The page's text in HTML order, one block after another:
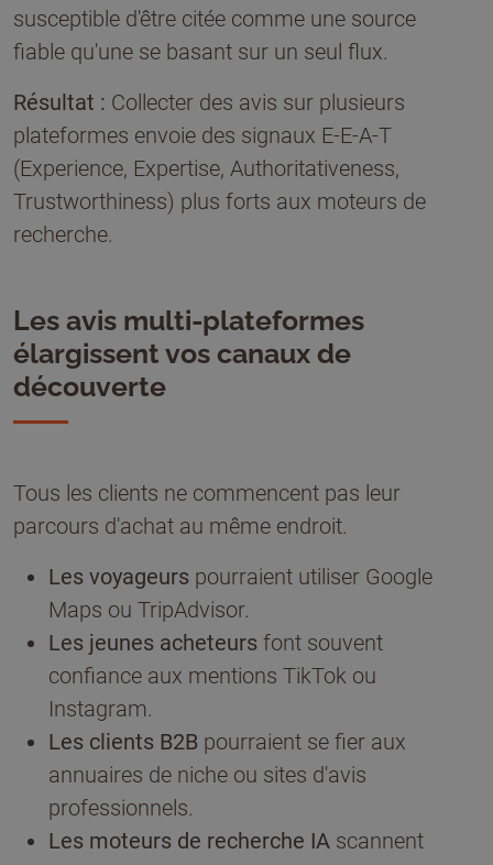
susceptible d'être citée comme une source
fiable qu'une se basant sur un seul flux.
Résultat : Collecter des avis sur plusieurs
plateformes envoie des signaux E-E-A-T
(Experience, Expertise, Authoritativeness,
Trustworthiness) plus forts aux moteurs de
recherche.
Les avis multi-plateformes
élargissent vos canaux de
découverte
Tous les clients ne commencent pas leur
parcours d'achat au même endroit.
Les voyageurs pourraient utiliser Google
Maps ou TripAdvisor.
Les jeunes acheteurs font souvent
confiance aux mentions TikTok ou
Instagram.
Les clients B2B pourraient se fier aux
annuaires de niche ou sites d'avis
professionnels.
Les moteurs de recherche IA scannent